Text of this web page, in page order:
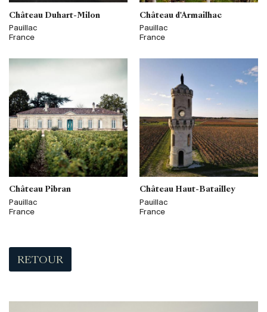
Château Duhart-Milon
Pauillac
France
Château d'Armailhac
Pauillac
France
Château Pibran
Pauillac
France
Château Haut-Batailley
Pauillac
France
RETOUR